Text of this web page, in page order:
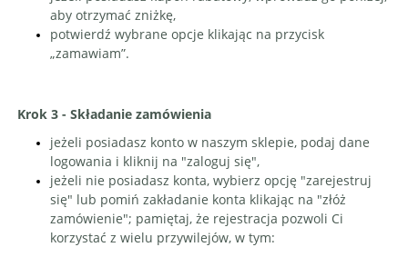
aby otrzymać zniżkę,
potwierdź wybrane opcje klikając na przycisk
„zamawiam”.
Krok 3 - Składanie zamówienia
jeżeli posiadasz konto w naszym sklepie, podaj dane
logowania i kliknij na "zaloguj się",
jeżeli nie posiadasz konta, wybierz opcję "zarejestruj
się" lub pomiń zakładanie konta klikając na "złóż
zamówienie"; pamiętaj, że rejestracja pozwoli Ci
korzystać z wielu przywilejów, w tym: